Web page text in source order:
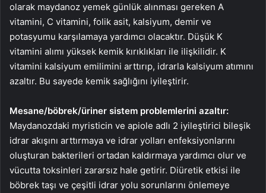
olarak maydanoz yemek günlük alınması gereken A
vitamini, C vitamini, folik asit, kalsiyum, demir ve
potasyumu karşılamaya yardımcı olacaktır. Düşük K
vitamini alımı yüksek kemik kırıklıkları ile ilişkilidir. K
vitamini kalsiyum emilimini arttırıp, idrarla kalsiyum atımını
azaltır. Bu sayede kemik sağlığını iyileştirir.
Mesane/böbrek/üriner sistem problemlerini azaltır:
Maydanozdaki myristicin ve apiole adlı 2 iyileştirici bileşik
idrar akışını arttırmaya ve idrar yolları enfeksiyonlarını
oluşturan bakterileri ortadan kaldırmaya yardımcı olur ve
vücutta toksinleri zararsız hale getirir. Diüretik etkisi ile
böbrek taşı ve çeşitli idrar yolu sorunlarını önlemeye